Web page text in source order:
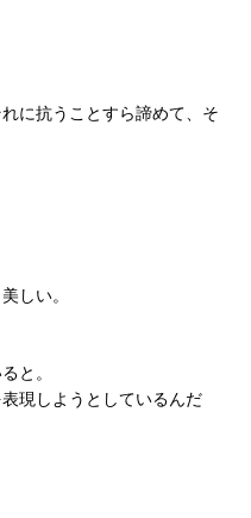
に抗うことすら諦めて、そ
しい。
と。
現しようとしているんだ